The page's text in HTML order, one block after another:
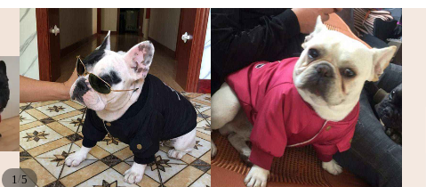
1 /5